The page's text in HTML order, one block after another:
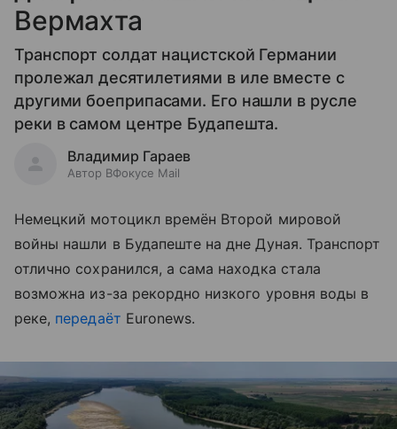
Вермахта
Транспорт солдат нацистской Германии
пролежал десятилетиями в иле вместе с
другими боеприпасами. Его нашли в русле
реки в самом центре Будапешта.
Владимир Гараев
Автор ВФокусе Mail
Немецкий мотоцикл времён Второй мировой
войны нашли в Будапеште на дне Дуная. Транспорт
отлично сохранился, а сама находка стала
возможна из-за рекордно низкого уровня воды в
реке, передаёт Euronews.